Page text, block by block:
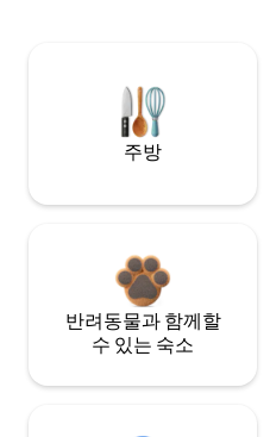
주방
반려동물과 함께할
수 있는 숙소